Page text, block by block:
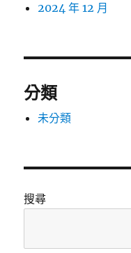
2024 年 12 月
分類
未分類
搜尋